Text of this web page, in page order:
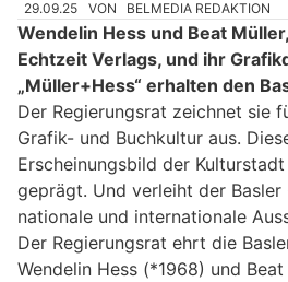
29.09.25 VON BELMEDIA REDAKTION
Wendelin Hess und Beat
Echtzeit Verlags, und ihr
„Müller+Hess“ erhalten den
Der Regierungsrat zeichnet sie
Grafik- und Buchkultur aus.
Erscheinungsbild der
geprägt. Und verleiht der
nationale und internationale
Der Regierungsrat ehrt die
Wendelin Hess (*1968) und